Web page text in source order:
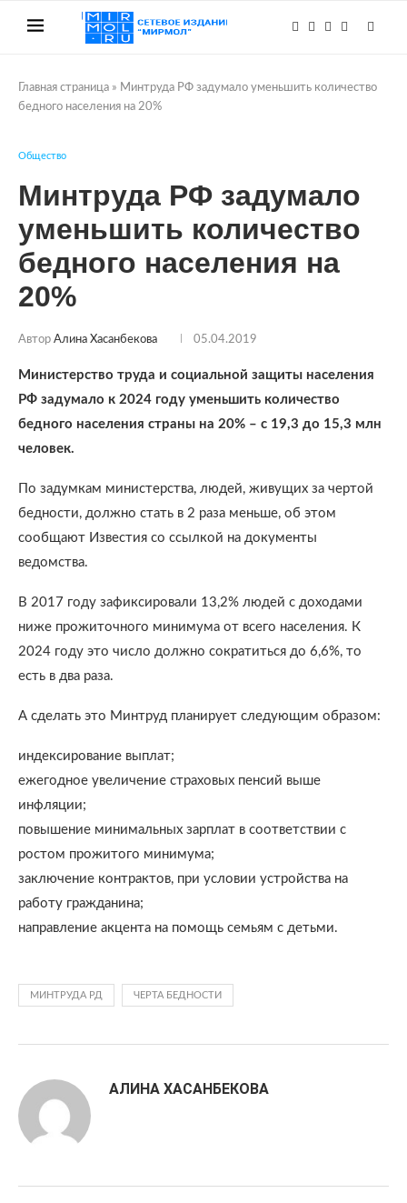
Главная страница » Минтруда РФ задумало уменьшить количество
бедного населения на 20%
Общество
Минтруда РФ задумало
уменьшить количество
бедного населения на
20%
Автор Алина Хасанбекова 05.04.2019
Министерство труда и социальной защиты населения
РФ задумало к 2024 году уменьшить количество
бедного населения страны на 20% – с 19,3 до 15,3 млн
человек.
По задумкам министерства, людей, живущих за чертой
бедности, должно стать в 2 раза меньше, об этом
сообщают Известия со ссылкой на документы
ведомства.
В 2017 году зафиксировали 13,2% людей с доходами
ниже прожиточного минимума от всего населения. К
2024 году это число должно сократиться до 6,6%, то
есть в два раза.
А сделать это Минтруд планирует следующим образом:
индексирование выплат;
ежегодное увеличение страховых пенсий выше
инфляции;
повышение минимальных зарплат в соответствии с
ростом прожитого минимума;
заключение контрактов, при условии устройства на
работу гражданина;
направление акцента на помощь семьям с детьми.
МИНТРУДА РД ЧЕРТА БЕДНОСТИ
АЛИНА ХАСАНБЕКОВА